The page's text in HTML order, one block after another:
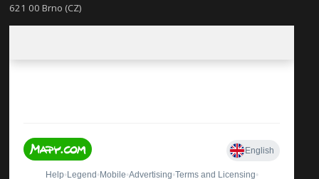
621 00 Brno (CZ)